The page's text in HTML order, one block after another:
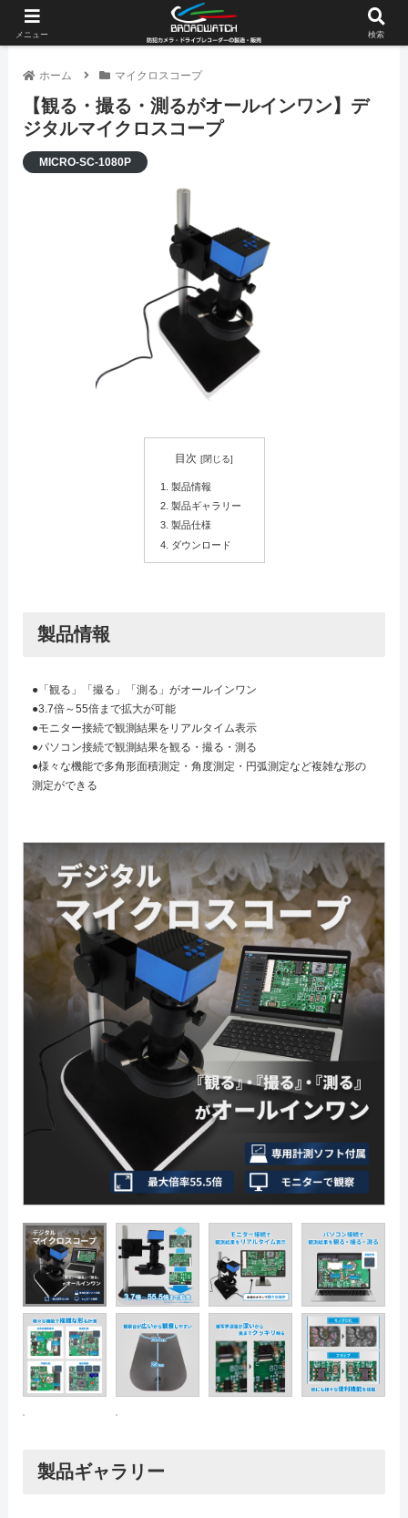
ホーム マイクロスコープ
【観る・撮る・測るがオールインワン】デ
ジタルマイクロスコープ
MICRO-SC-1080P
目次
製品情報
製品ギャラリー
製品仕様
ダウンロード
製品情報
●「観る」「撮る」「測る」がオールインワン
●3.7倍～55倍まで拡大が可能
●モニター接続で観測結果をリアルタイム表示
●パソコン接続で観測結果を観る・撮る・測る
●様々な機能で多角形面積測定・角度測定・円弧測定など複雑な形の
測定ができる
製品ギャラリー
メニュー 検索